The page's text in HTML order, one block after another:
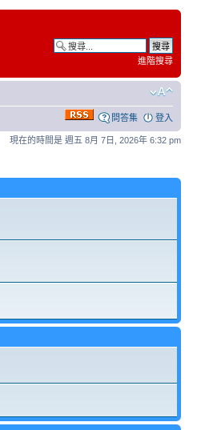
進階搜尋
問答集 登入
現在的時間是 週五 8月 7日, 2026年 6:32 pm